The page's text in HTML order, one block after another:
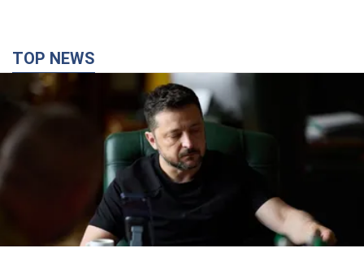
Норвегия поможет Украине в укреплении ПВО и
защите от баллистических ракет: Зеленский
раскрыл подробности
Украина и Норвегия координируют дальнейшие шаги в сфере
обороны и ожидают заключения новых соглашений в рамках
стратегического партнерства